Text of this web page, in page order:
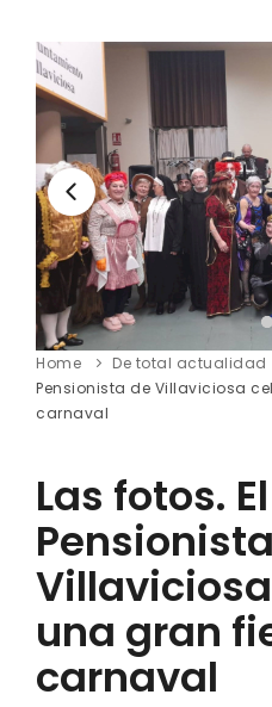
Home De total actualidad
Pensionista de Villaviciosa
carnaval
Las fotos.
una gran
carnaval